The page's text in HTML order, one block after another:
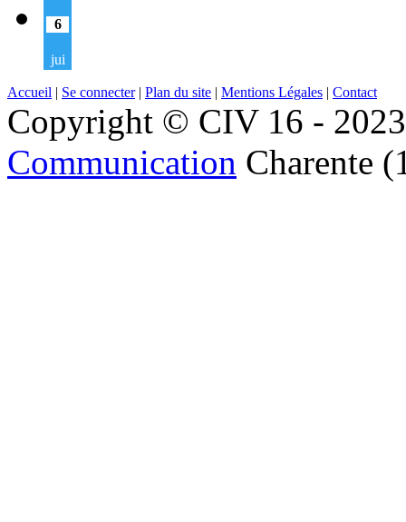
6
jui
Accueil | Se connecter| Plan du site | Mentions Légales | Contact
Copyright © CIV 16 -
Communication Charente